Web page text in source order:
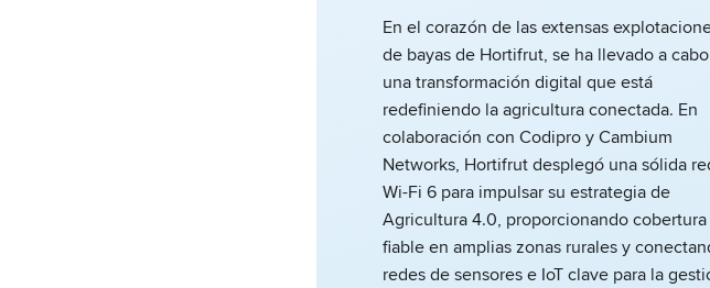
En el corazón de las extensas
de bayas de Hortifrut, se ha llevado a cabo
una transformación digital que está
redefiniendo la agricultura conectada. En
colaboración con Codipro y Cambium
Networks, Hortifrut desplegó una sólida
Wi-Fi 6 para impulsar su estrategia de
Agricultura 4.0, proporcionando cobertura
fiable en amplias zonas rurales y
redes de sensores e IoT clave para la